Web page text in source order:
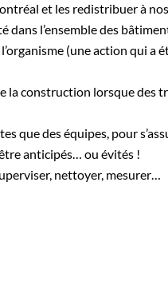
et les redistribuer à
dans l’ensemble des
(une action qui a
la construction lorsque des
que des équipes, pour
anticipés… ou évités !
nettoyer, mesurer…